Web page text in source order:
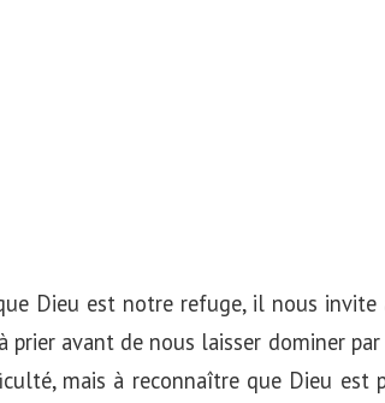
Dieu est notre refuge, il nous
prier avant de nous laisser dominer
mais à reconnaître que Dieu